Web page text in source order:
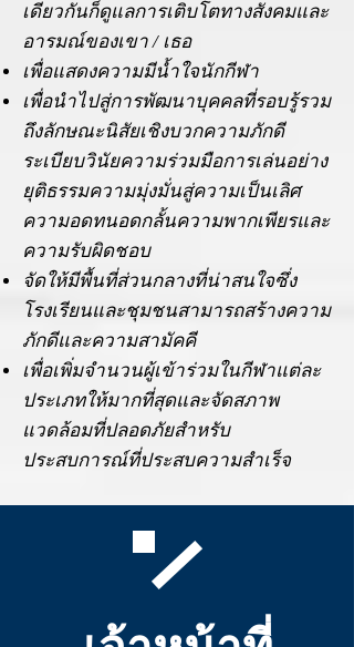
เดียวกันก็ดูแลการเติบโตทางสังคมและ
อารมณ์ของเขา / เธอ
เพื่อแสดงความมีน้ำใจนักกีฬา
เพื่อนำไปสู่การพัฒนาบุคคลที่รอบรู้รวม
ถึงลักษณะนิสัยเชิงบวกความภักดี
ระเบียบวินัยความร่วมมือการเล่นอย่าง
ยุติธรรมความมุ่งมั่นสู่ความเป็นเลิศ
ความอดทนอดกลั้นความพากเพียรและ
ความรับผิดชอบ
จัดให้มีพื้นที่ส่วนกลางที่น่าสนใจซึ่ง
โรงเรียนและชุมชนสามารถสร้างความ
ภักดีและความสามัคคี
เพื่อเพิ่มจำนวนผู้เข้าร่วมในกีฬาแต่ละ
ประเภทให้มากที่สุดและจัดสภาพ
แวดล้อมที่ปลอดภัยสำหรับ
ประสบการณ์ที่ประสบความสำเร็จ